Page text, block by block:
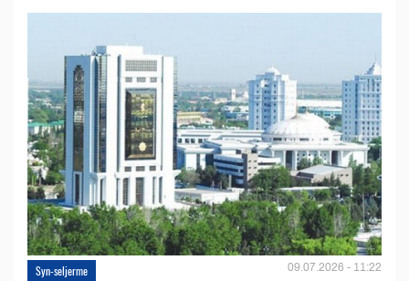
Syn-seljerme 09.07.2026 - 11:22